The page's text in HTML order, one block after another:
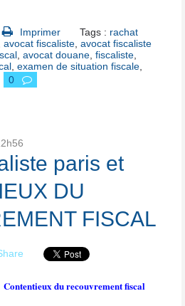
Imprimer Tags : rachat
avocat fiscaliste avocat fiscaliste
avocat douane fiscaliste
examen de situation fiscale
0
paris et
DU
FISCAL
Contentieux du recouvrement fiscal